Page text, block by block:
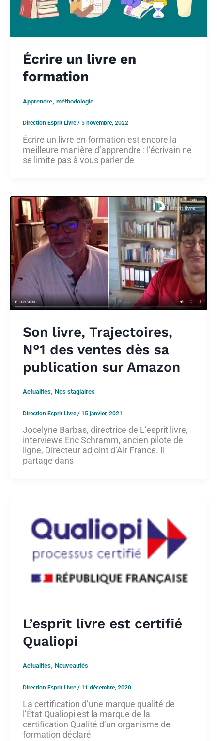
Écrire un livre en
formation
Apprendre, méthodologie
Direction Esprit Livre/ 5 novembre, 2022
Écrire un livre en formation est encore la
meilleure manière d’apprendre : l’écrivain ne
se limite pas à vous parler de
Son livre, Trajectoires,
N°1 des ventes dès sa
publication sur Amazon
Actualités, Nos stagiaires
Direction Esprit Livre/ 15 janvier, 2021
Jocelyne Barbas, directrice de L’esprit livre,
interviewe Eric Schramm, ancien pilote de
ligne, Directeur adjoint d’Air France. Il
partage dans
L’esprit livre est certifié
Qualiopi
Actualités, Nouveautés
Direction Esprit Livre/ 11 décembre, 2020
La certification d’une marque qualité de
l’État Qualiopi est la marque de la
certification Qualité d’un organisme de
formation déclaré